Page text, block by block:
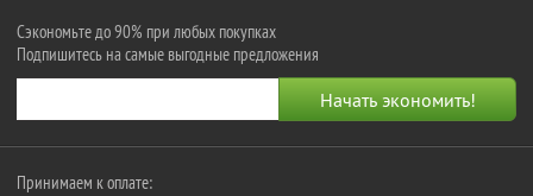
Сэкономьте до 90% при любых покупках
Подпишитесь на самые выгодные предложения
Принимаем к оплате: